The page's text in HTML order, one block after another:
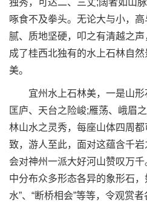
独秀，可达二、三丈;阔者如山
啄食不及拳头。无论大与小，
腻、质地坚硬，叩之有清越之
成了桂西北独有的水上石林自
美。
宜州水上石林美，一是山形
匡庐、天台之险峻;雁荡、峨眉
林山水之灵秀，每座山体四周
致，游人至此，面对这蕴含千
会对神州一派大好河山赞叹万
中分布众多形态各异的象形石，
水”、“断桥相会”等等，令观赏